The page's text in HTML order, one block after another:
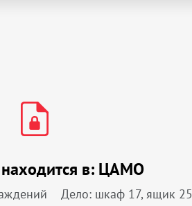
в: ЦАМО
Дело: шкаф 17, ящик 25